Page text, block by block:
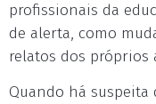
profissionais da
de alerta, como
relatos dos próprios
Quando há suspeita